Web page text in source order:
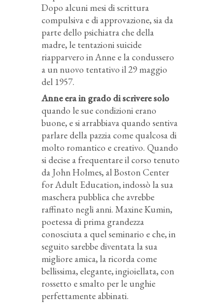
Dopo alcuni mesi di scrittura
compulsiva e di approvazione, sia da
parte dello psichiatra che della
madre, le tentazioni suicide
riapparvero in Anne e la condussero
a un nuovo tentativo il 29 maggio
del 1957.
Anne era in grado di scrivere solo
quando le sue condizioni erano
buone, e si arrabbiava quando sentiva
parlare della pazzia come qualcosa di
molto romantico e creativo. Quando
si decise a frequentare il corso tenuto
da John Holmes, al Boston Center
for Adult Education, indossò la sua
maschera pubblica che avrebbe
raffinato negli anni. Maxine Kumin,
poetessa di prima grandezza
conosciuta a quel seminario e che, in
seguito sarebbe diventata la sua
migliore amica, la ricorda come
bellissima, elegante, ingioiellata, con
rossetto e smalto per le unghie
perfettamente abbinati.